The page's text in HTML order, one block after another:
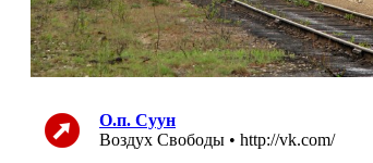
О.п. Суун
Воздух Свободы • http://vk.com/